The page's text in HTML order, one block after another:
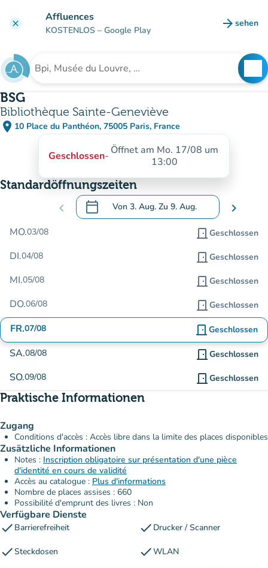
clear Affluences
KOSTENLOS – Google Play arrow_forward sehen
(new
Suche nach einer Einrichtung
BSG
Bibliothèque Sainte-Geneviève
place 10 Place du Panthéon, 75005 Paris, France
(in Google Maps öffnen)
(new tab)
Geschlossen- Öffnet am Mo. 17/08 um
13:00
Standardöffnungszeiten
chevron_left calendar_today Von 3. Aug. Zu 9. Aug.
.Öffnen Sie den Kalender, um Daten zu
chevron_right
MO.03/08 door_front Geschlossen
DI.04/08 door_front Geschlossen
MI.05/08 door_front Geschlossen
DO.06/08 door_front Geschlossen
FR.07/08 door_front Geschlossen
SA.08/08 door_front Geschlossen
SO.09/08 door_front Geschlossen
Praktische Informationen
Zugang
Conditions d'accès : Accès libre dans la limite des places disponibles
Zusätzliche Informationen
Notes : Inscription obligatoire sur présentation d'une pièce
d'identité en cours de validité
Accès au catalogue : Plus d'informations
Nombre de places assises : 660
Possibilité d'emprunt des livres : Non
Verfügbare Dienste
check Barrierefreiheit check Drucker / Scanner
checkSteckdosen checkWLAN